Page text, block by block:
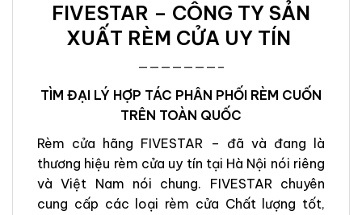
FIVESTAR – CÔNG TY SẢN
XUẤT RÈM CỬA UY TÍN
———————–
TÌM ĐẠI LÝ HỢP TÁC PHÂN PHỐI RÈM CUỐN
TRÊN TOÀN QUỐC
Rèm cửa hãng FIVESTAR – đã và đang là
thương hiệu rèm cửa uy tín tại Hà Nội nói riêng
và Việt Nam nói chung. FIVESTAR chuyên
cung cấp các loại rèm cửa Chất lượng tốt,